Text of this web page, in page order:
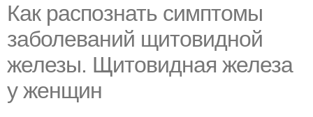
Как распознать симптомы
заболеваний щитовидной
железы. Щитовидная железа
у женщин